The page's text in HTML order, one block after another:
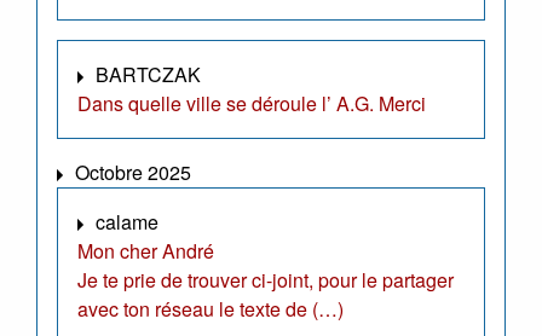
BARTCZAK
Dans quelle ville se déroule l’ A.G. Merci
Octobre 2025
calame
Mon cher André
Je te prie de trouver ci-joint, pour le partager
avec ton réseau le texte de (…)